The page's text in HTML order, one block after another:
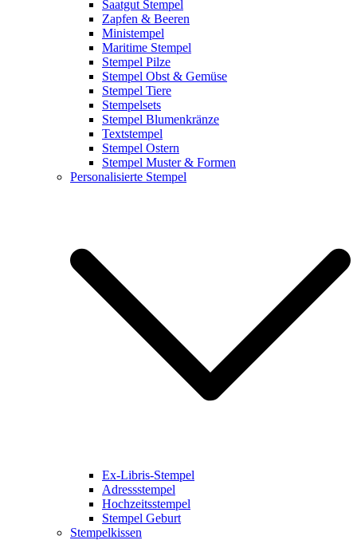
Saatgut Stempel
Zapfen & Beeren
Ministempel
Maritime Stempel
Stempel Pilze
Stempel Obst & Gemüse
Stempel Tiere
Stempelsets
Stempel Blumenkränze
Textstempel
Stempel Ostern
Stempel Muster & Formen
Personalisierte Stempel
Ex-Libris-Stempel
Adressstempel
Hochzeitsstempel
Stempel Geburt
Stempelkissen